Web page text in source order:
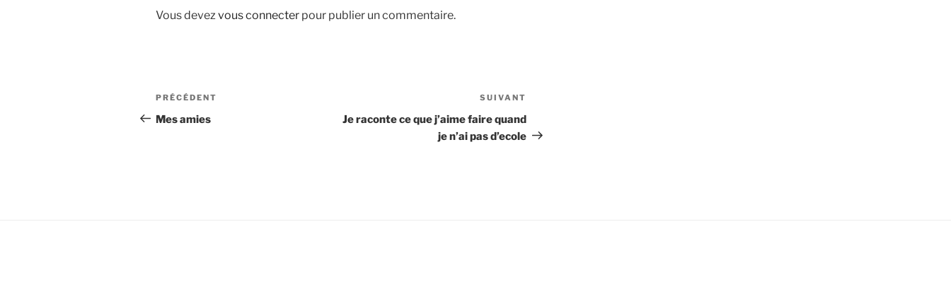
Vous devez vous connecter pour publier un commentaire.
Navigation
de
Article
précédent
PRÉCÉDENT
Mes amies
suivant
SUIVANT
Je raconte ce que j’aime faire quand
je n’ai pas d’ecole